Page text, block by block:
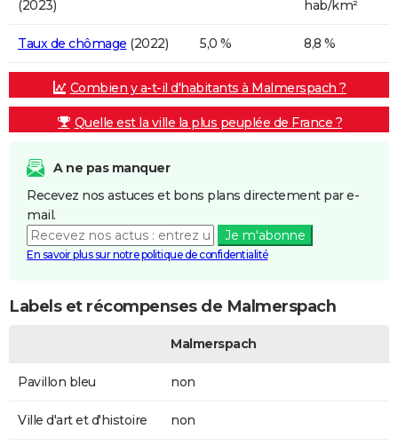
(2023)
hab/km²
Taux de chômage (2022) 5,0 % 8,8 %
Combien y a-t-il d'habitants à Malmerspach ?
Quelle est la ville la plus peuplée de France ?
A ne pas manquer
Recevez nos astuces et bons plans directement par e-
mail.
Je m'abonne
En savoir plus sur notre politique de confidentialité
Labels et récompenses de Malmerspach
Malmerspach
Pavillon bleu non
Ville d'art et d'histoire non